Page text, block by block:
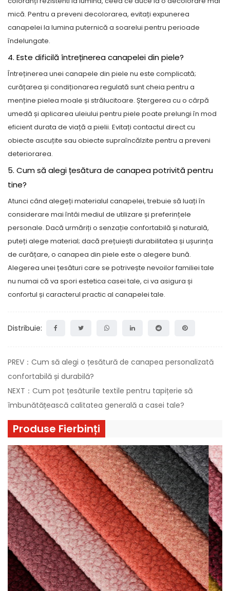
mică. Pentru a preveni decolorarea, evitați expunerea
canapelei la lumina puternică a soarelui pentru perioade
îndelungate.
4. Este dificilă întreținerea canapelei din piele?
Întreținerea unei canapele din piele nu este complicată;
curățarea și condiționarea regulată sunt cheia pentru a
menține pielea moale și strălucitoare. Ștergerea cu o cârpă
umedă și aplicarea uleiului pentru piele poate prelungi în mod
eficient durata de viață a pielii. Evitați contactul direct cu
obiecte ascuțite sau obiecte supraîncălzite pentru a preveni
deteriorarea.
5. Cum să alegi țesătura de canapea potrivită pentru
tine?
Atunci când alegeți materialul canapelei, trebuie să luați în
considerare mai întâi mediul de utilizare și preferințele
personale. Dacă urmăriți o senzație confortabilă și naturală,
puteți alege material; dacă prețuiești durabilitatea și ușurința
de curățare, o canapea din piele este o alegere bună.
Alegerea unei țesături care se potrivește nevoilor familiei tale
nu numai că va spori estetica casei tale, ci va asigura și
confortul și caracterul practic al canapelei tale.
Distribuie:
PREV：Cum să alegi o țesătură de canapea personalizată
confortabilă și durabilă?
NEXT：Cum pot țesăturile textile pentru tapițerie să
îmbunătățească calitatea generală a casei tale?
Produse Fierbinți